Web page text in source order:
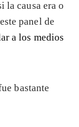
la causa era o
panel de
a los medios
bastante